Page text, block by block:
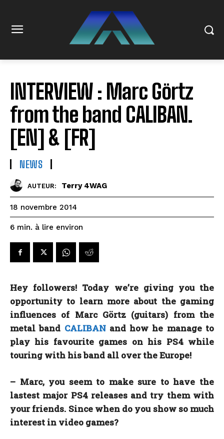
INTERVIEW : Marc Görtz
from the band CALIBAN.
[EN] & [FR]
NEWS
AUTEUR: Terry 4WAG
18 novembre 2014
6 min. à lire environ
Hey followers! Today we’re giving you the
opportunity to learn more about the gaming
influences of Marc Görtz (guitars) from the
metal band CALIBANand how he manage to
play his favourite games on his PS4 while
touring with his band all over the Europe!
– Marc, you seem to make sure to have the
lastest major PS4 releases and try them with
your friends. Since when do you show so much
interest in video games?